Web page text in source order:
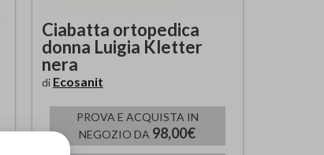
Ciabatta ortopedica
donna Luigia Kletter
nera
di Ecosanit
PROVA E ACQUISTA IN
NEGOZIO DA 98,00€